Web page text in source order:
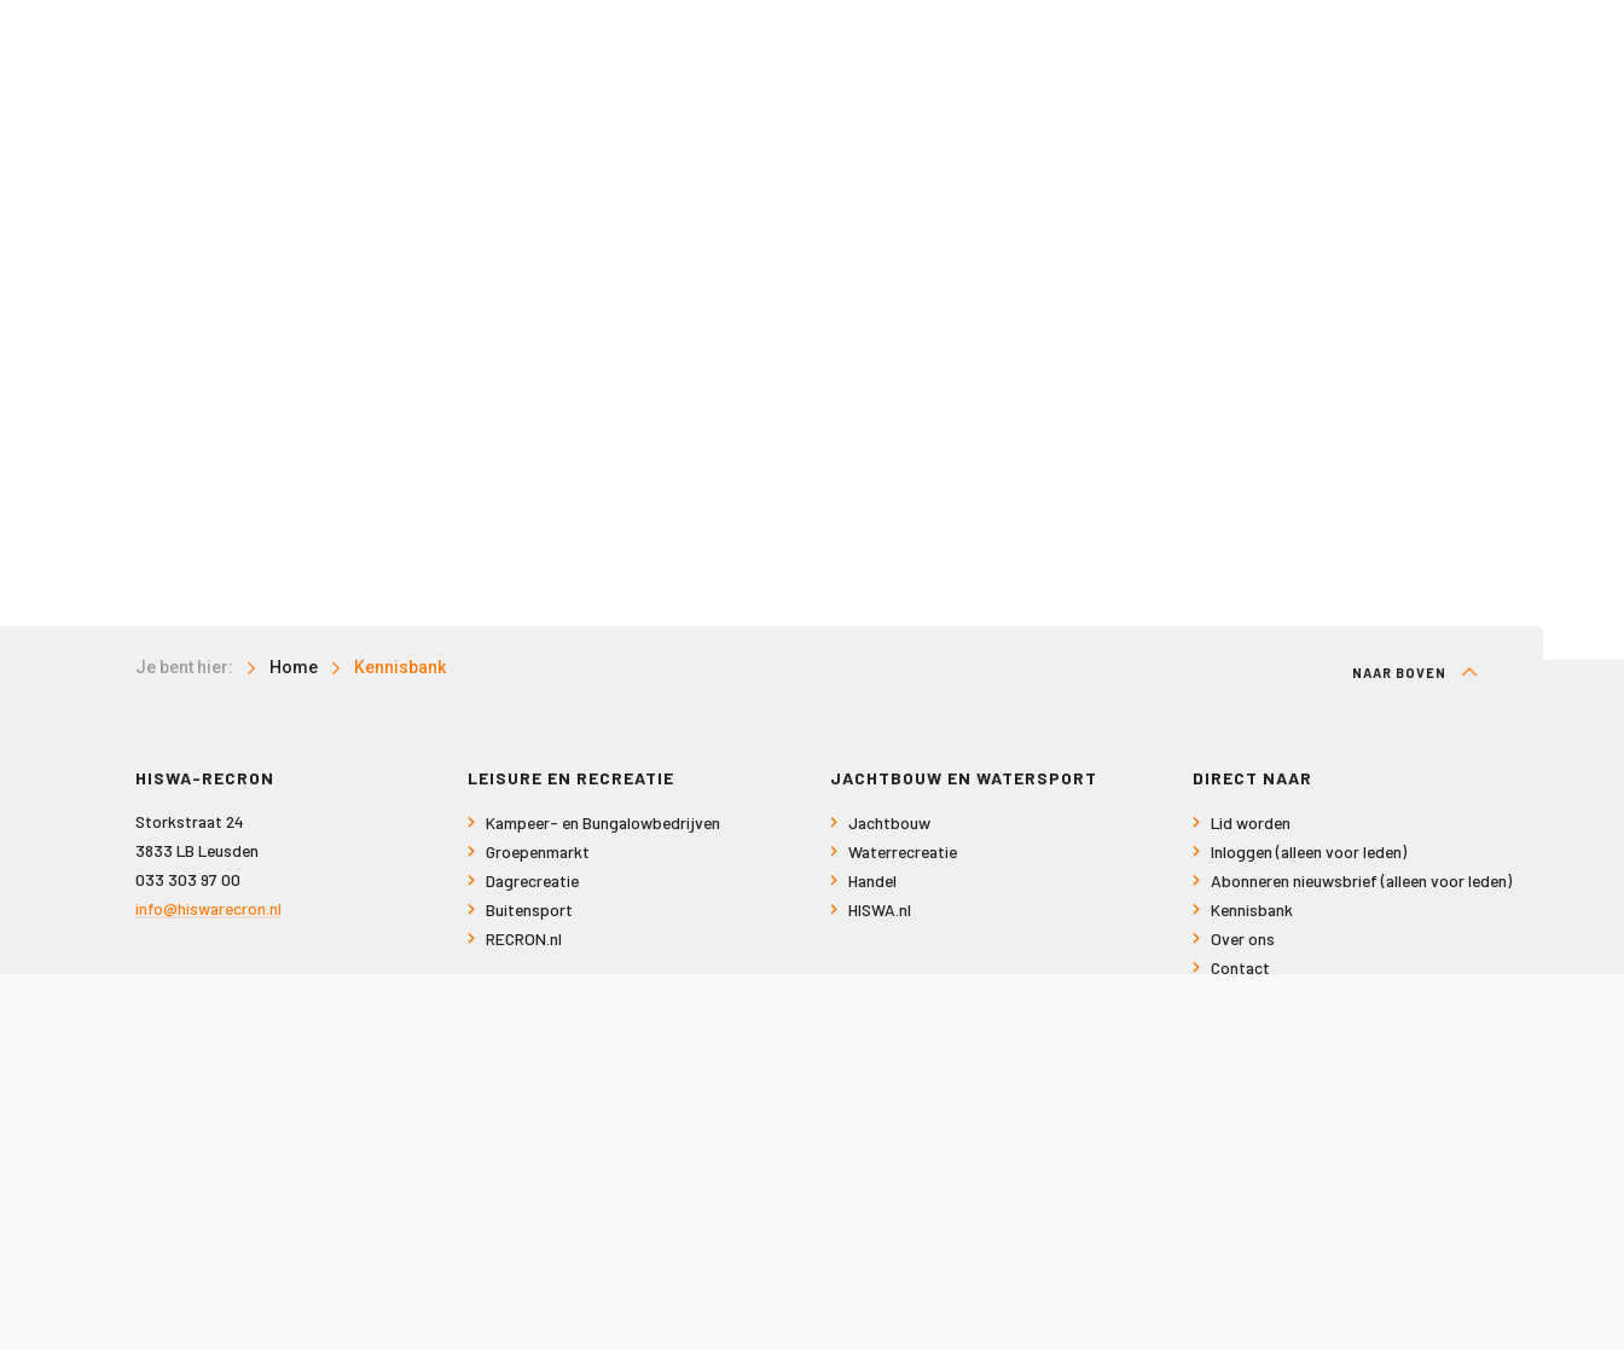
Je bent hier: Home Kennisbank NAAR BOVEN
HISWA-RECRON
Storkstraat 24
3833 LB Leusden
033 303 97 00
info@hiswarecron.nl
LEISURE EN RECREATIE
Kampeer- en Bungalowbedrijven
Groepenmarkt
Dagrecreatie
Buitensport
RECRON.nl
JACHTBOUW EN WATERSPORT
Jachtbouw
Waterrecreatie
Handel
HISWA.nl
DIRECT NAAR
Lid worden
Inloggen (alleen voor leden)
Abonneren nieuwsbrief (alleen voor leden)
Kennisbank
Over ons
Contact